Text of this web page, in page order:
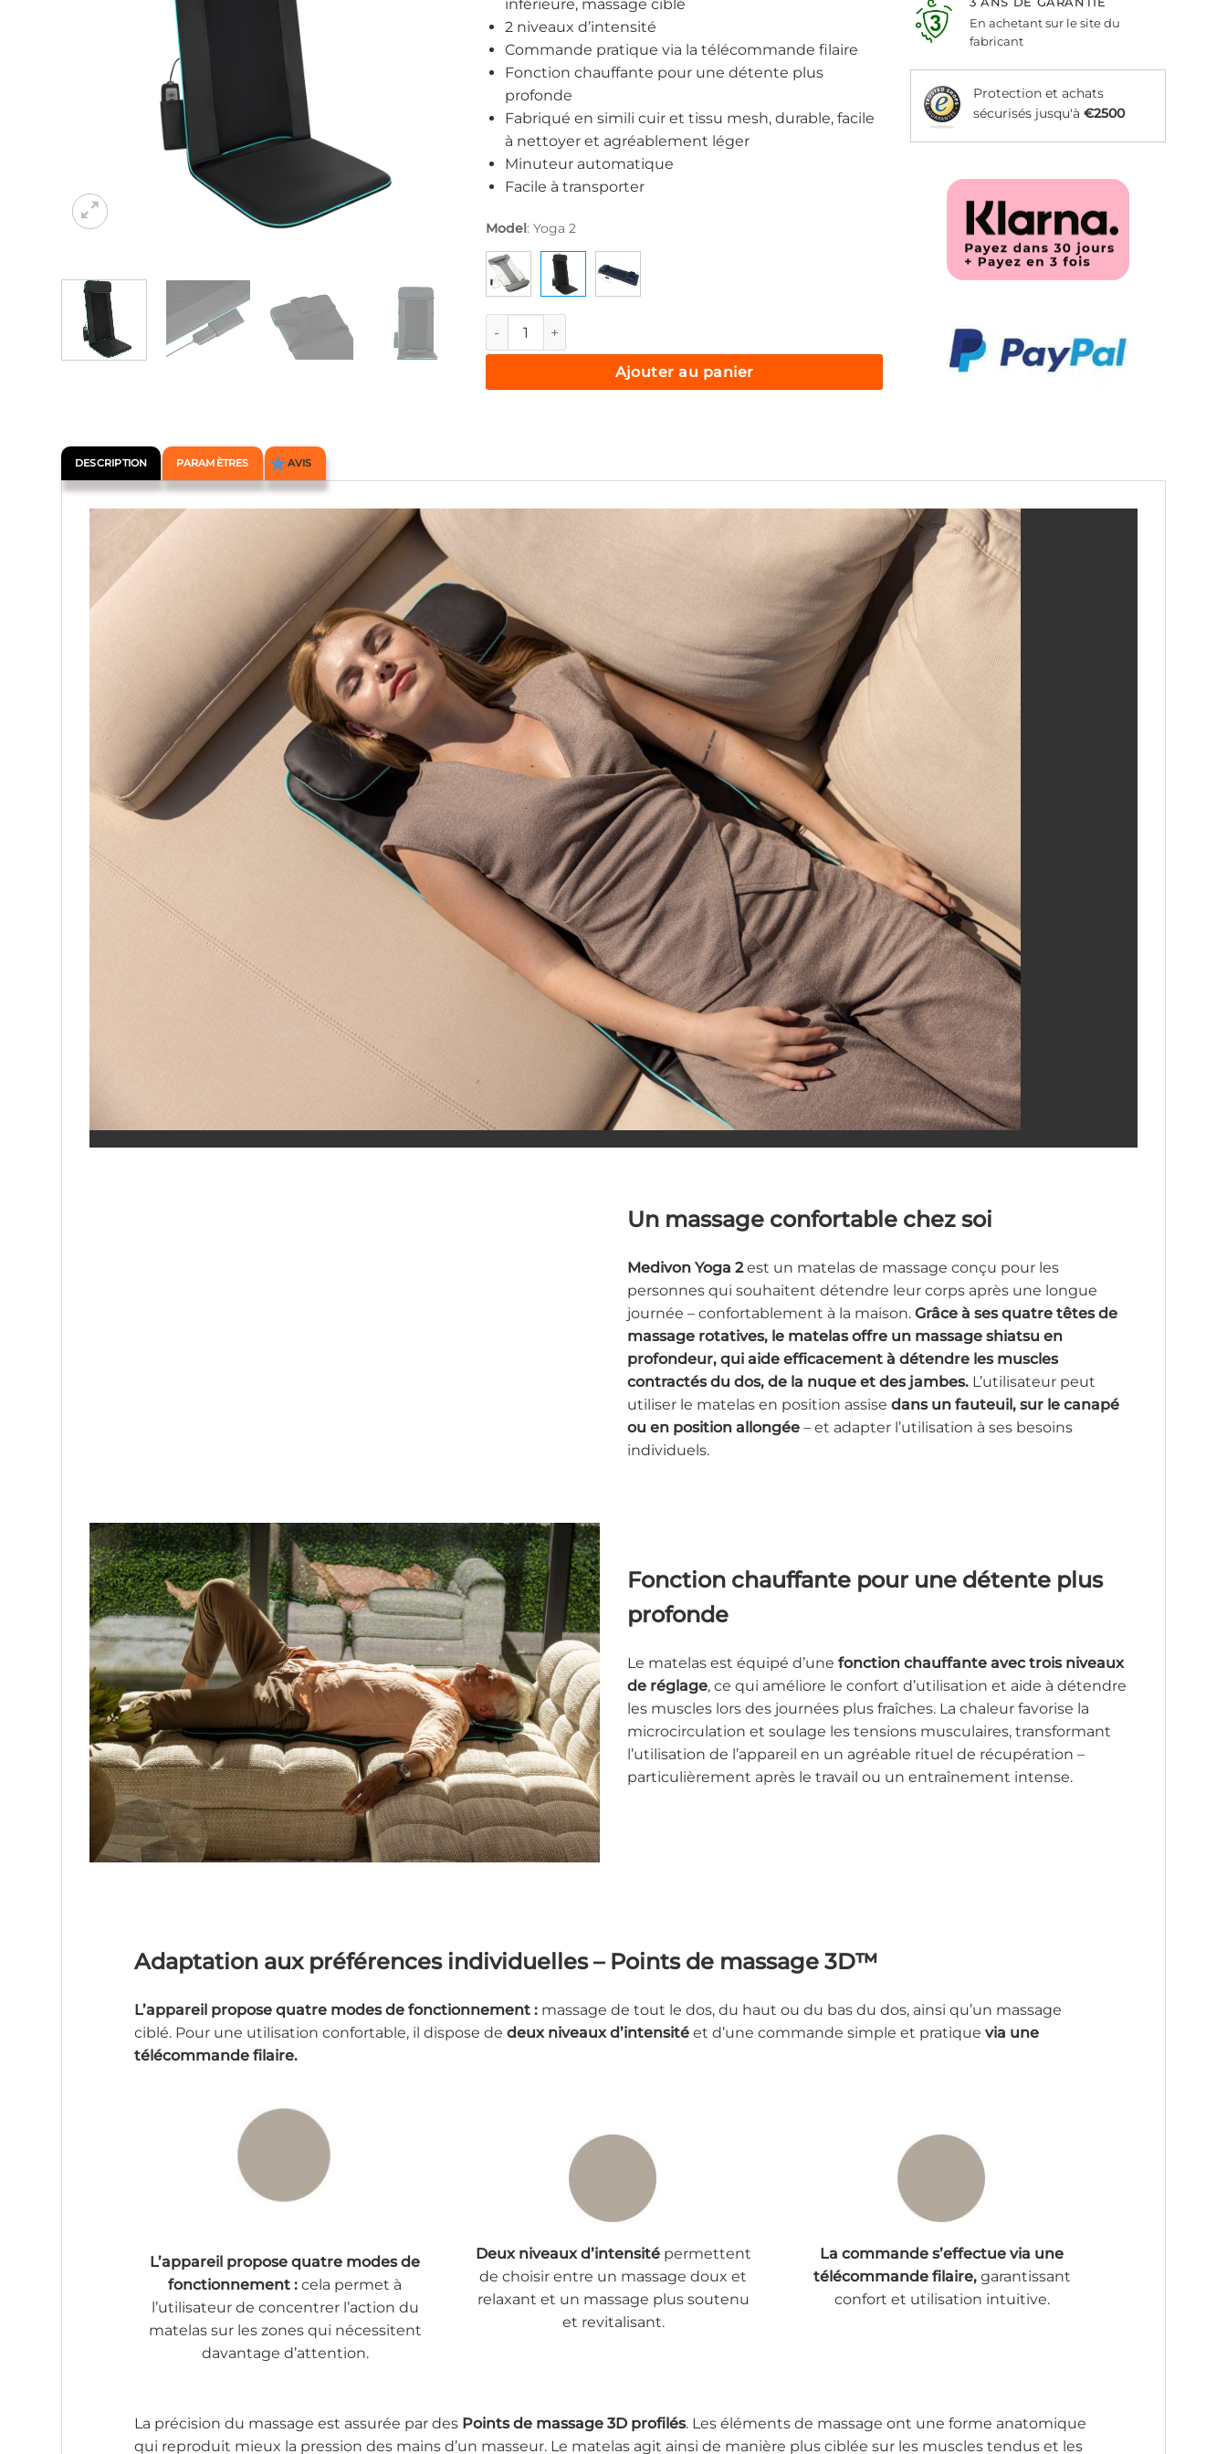
inférieure, massage ciblé
2 niveaux d’intensité
Commande pratique via la télécommande filaire
Fonction chauffante pour une détente plus
profonde
Fabriqué en simili cuir et tissu mesh, durable, facile
à nettoyer et agréablement léger
Minuteur automatique
Facile à transporter
Model: Yoga 2
quantité de Medivon Yoga 2, Shiatsu-Massagematte, inspiriert von Yoga-Positionen
Ajouter au panier
En achetant sur le site du
fabricant
Protection et achats
sécurisés jusqu'à €2500
DESCRIPTION PARAMÈTRES AVIS
Un massage confortable chez soi
Medivon Yoga 2est un matelas de massage conçu pour les
personnes qui souhaitent détendre leur corps après une longue
journée – confortablement à la maison. Grâce à ses quatre têtes de
massage rotatives, le matelas offre un massage shiatsu en
profondeur, qui aide efficacement à détendre les muscles
contractés du dos, de la nuque et des jambes. L’utilisateur peut
utiliser le matelas en position assise dans un fauteuil, sur le canapé
ou en position allongée – et adapter l’utilisation à ses besoins
individuels.
Fonction chauffante pour une détente plus
profonde
Le matelas est équipé d’une fonction chauffante avec trois niveaux
de réglage, ce qui améliore le confort d’utilisation et aide à détendre
les muscles lors des journées plus fraîches. La chaleur favorise la
microcirculation et soulage les tensions musculaires, transformant
l’utilisation de l’appareil en un agréable rituel de récupération –
particulièrement après le travail ou un entraînement intense.
Adaptation aux préférences individuelles – Points de massage 3D™
L’appareil propose quatre modes de fonctionnement : massage de tout le dos, du haut ou du bas du dos, ainsi qu’un massage
ciblé. Pour une utilisation confortable, il dispose dedeux niveaux d’intensité et d’une commande simple et pratiquevia une
télécommande filaire.
L’appareil propose quatre modes de
fonctionnement : cela permet à
l’utilisateur de concentrer l’action du
matelas sur les zones qui nécessitent
davantage d’attention.
Deux niveaux d’intensitépermettent
de choisir entre un massage doux et
relaxant et un massage plus soutenu
et revitalisant.
La commande s’effectue via une
télécommande filaire,garantissant
confort et utilisation intuitive.
La précision du massage est assurée par des Points de massage 3D profilés. Les éléments de massage ont une forme anatomique
qui reproduit mieux la pression des mains d’un masseur. Le matelas agit ainsi de manière plus ciblée sur les muscles tendus et les